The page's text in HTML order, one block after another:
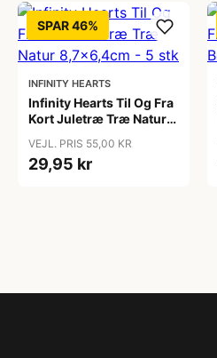
SPAR 46%
INFINITY HEARTS
Infinity Hearts Til Og Fra
Kort Juletræ Træ Natur
VEJL. PRIS 55,00 KR
29,95 kr